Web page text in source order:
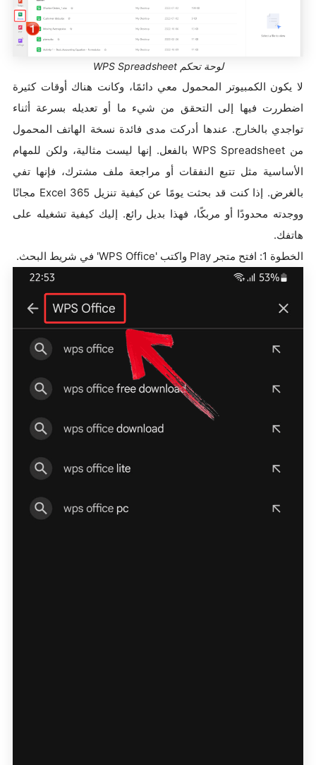
لوحة تحكم WPS Spreadsheet
لا يكون الكمبيوتر المحمول معي دائمًا، وكانت هناك أوقات كثيرة
اضطررت فيها إلى التحقق من شيء ما أو تعديله بسرعة أثناء
تواجدي بالخارج. عندها أدركت مدى فائدة نسخة الهاتف المحمول
من WPS Spreadsheet بالفعل. إنها ليست مثالية، ولكن للمهام
الأساسية مثل تتبع النفقات أو مراجعة ملف مشترك، فإنها تفي
بالغرض. إذا كنت قد بحثت يومًا عن كيفية تنزيل Excel 365 مجانًا
ووجدته محدودًا أو مربكًا، فهذا بديل رائع. إليك كيفية تشغيله على
هاتفك.
الخطوة 1: افتح متجر Play واكتب 'WPS Office' في شريط البحث.